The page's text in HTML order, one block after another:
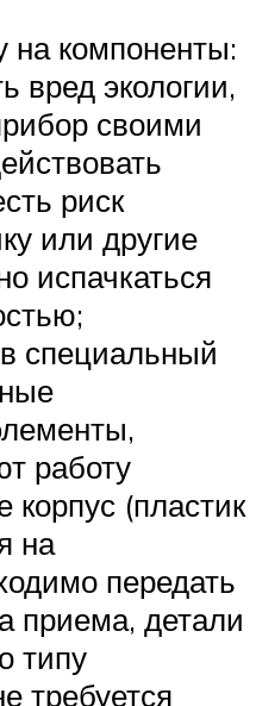
на компоненты:
вред экологии,
своими
риск
или другие
испачкаться
специальный
работу
корпус (пластик
на
передать
приема, детали
типу
требуется